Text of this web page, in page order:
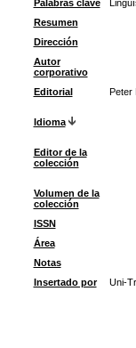
Palabras clave
Resumen
Dirección
Autor
corporativo
Editorial
Peter
Idioma
Editor de la
colección
Volumen de la
colección
ISSN
Área
Notas
Insertado por
Uni-